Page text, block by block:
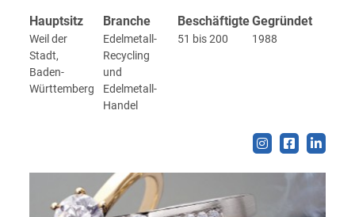
Hauptsitz Branche BeschäftigteGegründet
Weil der
Stadt,
Baden-
Württemberg
Edelmetall-
Recycling
und
Edelmetall-
Handel
51 bis 200 1988